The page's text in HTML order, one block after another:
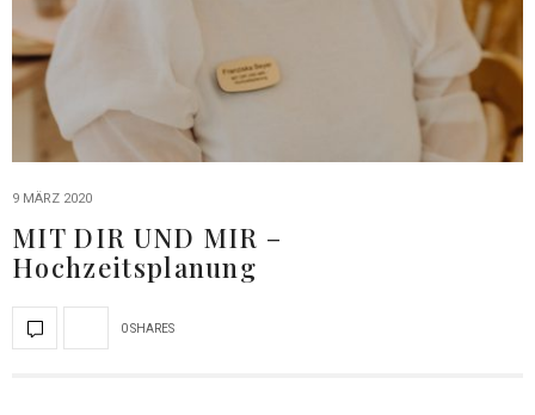
9 MÄRZ 2020
MIT DIR UND MIR –
Hochzeitsplanung
0 SHARES